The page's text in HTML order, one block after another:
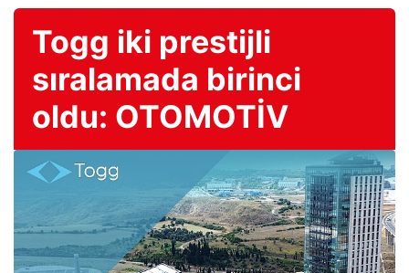
Togg iki prestijli
sıralamada birinci
oldu: OTOMOTİV